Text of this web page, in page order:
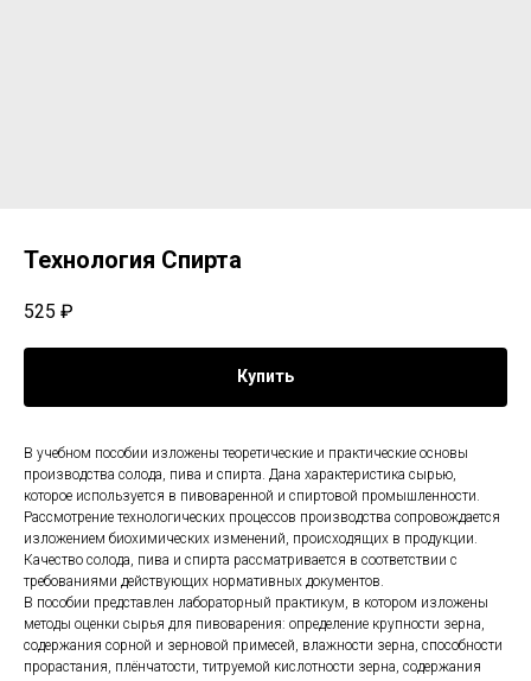
Технология Спирта
525 ₽
Купить
В учебном пособии изложены теоретические и практические основы
производства солода, пива и спирта. Дана характеристика сырью,
которое используется в пивоваренной и спиртовой промышленности.
Рассмотрение технологических процессов производства сопровождается
изложением биохимических изменений, происходящих в продукции.
Качество солода, пива и спирта рассматривается в соответствии с
требованиями действующих нормативных документов.
В пособии представлен лабораторный практикум, в котором изложены
методы оценки сырья для пивоварения: определение крупности зерна,
содержания сорной и зерновой примесей, влажности зерна, способности
прорастания, плёнчатости, титруемой кислотности зерна, содержания